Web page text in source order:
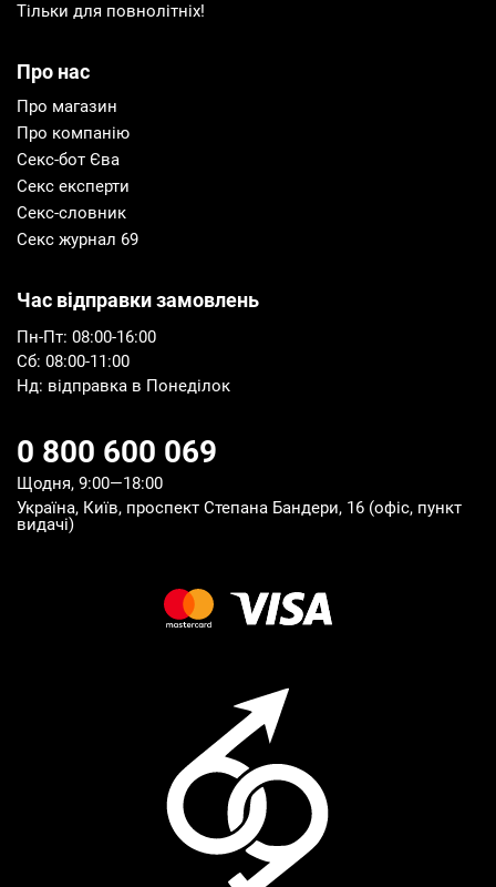
Тільки для повнолітніх!
Про нас
Про магазин
Про компанію
Секс-бот Єва
Секс експерти
Секс-словник
Секс журнал 69
Час відправки замовлень
Пн-Пт: 08:00-16:00
Сб: 08:00-11:00
Нд: відправка в Понеділок
0 800 600 069
Щодня, 9:00—18:00
Україна, Київ, проспект Степана Бандери, 16 (офіс, пункт
видачі)